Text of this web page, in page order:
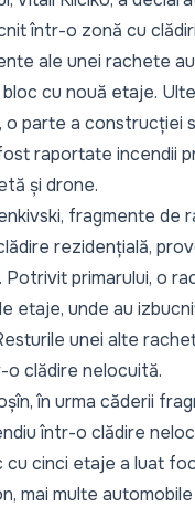
într-o zonă cu
ale unei rachete
cu nouă etaje.
o parte a construcției
raportate incendii
și drone.
fragmente de
rezidențială,
Potrivit primarului, o
etaje, unde au
unei alte
o clădire nelocuită.
în urma căderii
într-o clădire
cu cinci etaje a luat
mai multe